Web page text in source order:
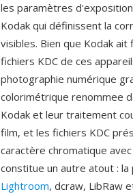
les paramètres
Kodak qui définissent la
visibles. Bien que Kodak
fichiers KDC de ces
photographie numérique
colorimétrique renommee
Kodak et leur traitement
film, et les fichiers KDC
caractère chromatique
constitue un autre atout :
Lightroom, dcraw, LibRaw